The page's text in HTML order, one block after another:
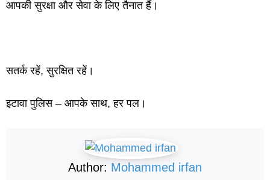
आपकी सुरक्षा और सेवा के लिए तैनात हैं।
सतर्क रहें, सुरक्षित रहें।
इटावा पुलिस – आपके साथ, हर पल।
Author: Mohammed irfan